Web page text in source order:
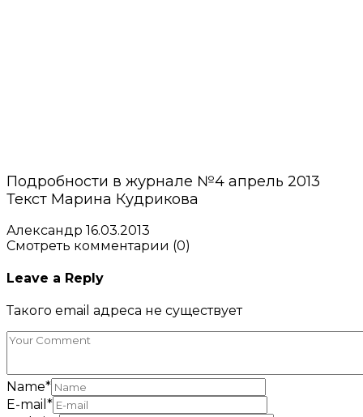
Подробности в журнале №4 апрель 2013
Текст Марина Кудрикова
Александр 16.03.2013
Смотреть комментарии (0)
Leave a Reply
Такого email адреса не существует
Name*
E-mail *